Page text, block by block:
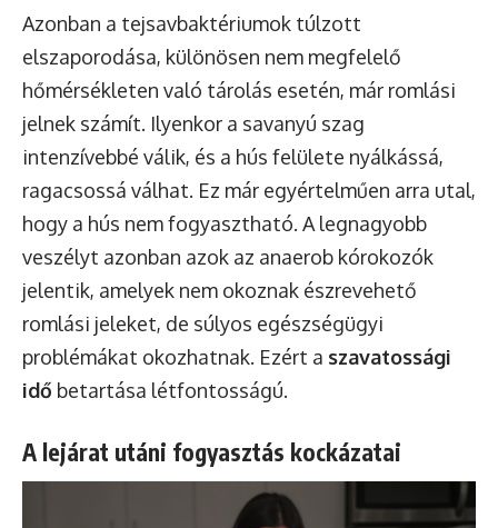
Azonban a tejsavbaktériumok túlzott
elszaporodása, különösen nem megfelelő
hőmérsékleten való tárolás esetén, már romlási
jelnek számít. Ilyenkor a savanyú szag
intenzívebbé válik, és a hús felülete nyálkássá,
ragacsossá válhat. Ez már egyértelműen arra utal,
hogy a hús nem fogyasztható. A legnagyobb
veszélyt azonban azok az anaerob kórokozók
jelentik, amelyek nem okoznak észrevehető
romlási jeleket, de súlyos egészségügyi
problémákat okozhatnak. Ezért a szavatossági
idő betartása létfontosságú.
A lejárat utáni fogyasztás kockázatai